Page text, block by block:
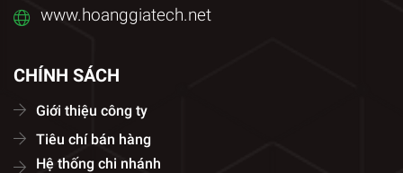
www.hoanggiatech.net
CHÍNH SÁCH
Giới thiệu công ty
Tiêu chí bán hàng
Hệ thống chi nhánh